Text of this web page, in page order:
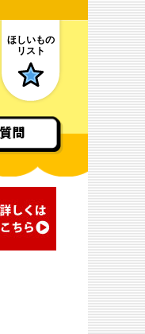
ほしいもの
リスト
問